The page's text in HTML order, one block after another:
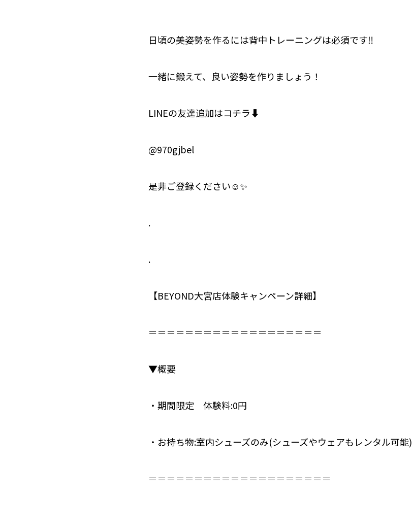
日頃の美姿勢を作るには背中トレーニングは必須です‼️
一緒に鍛えて、良い姿勢を作りましょう！
LINEの友達追加はコチラ⬇️
@970gjbel
是非ご登録ください☺️✨
.
.
【BEYOND大宮店体験キャンペーン詳細】⁣
＝＝＝＝＝＝＝＝＝＝＝＝＝＝＝＝＝＝＝⁣
▼概要⁣
・期間限定 体験料:0円
・お持ち物:室内シューズのみ⁣(シューズやウェアもレンタル可能)
＝＝＝＝＝＝＝＝＝＝＝＝＝＝＝＝＝＝＝＝⁣